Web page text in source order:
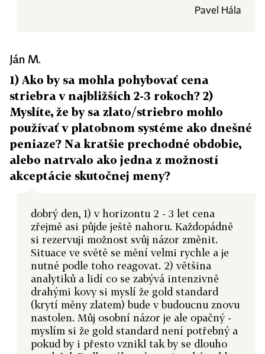
Pavel Hála
Ján M.
1) Ako by sa mohla pohybovať cena
striebra v najbližších 2-3 rokoch? 2)
Myslíte, že by sa zlato/striebro mohlo
používať v platobnom systéme ako dnešné
peniaze? Na kratšie prechodné obdobie,
alebo natrvalo ako jedna z možností
akceptácie skutočnej meny?
dobrý den, 1) v horizontu 2 - 3 let cena
zřejmě asi půjde ještě nahoru. Každopádně
si rezervuji možnost svůj názor změnit.
Situace ve světě se mění velmi rychle a je
nutné podle toho reagovat. 2) většina
analytiků a lidí co se zabývá intenzivně
drahými kovy si myslí že gold standard
(krytí měny zlatem) bude v budoucnu znovu
nastolen. Můj osobní názor je ale opačný -
myslím si že gold standard není potřebný a
pokud by i přesto vznikl tak by se dlouho